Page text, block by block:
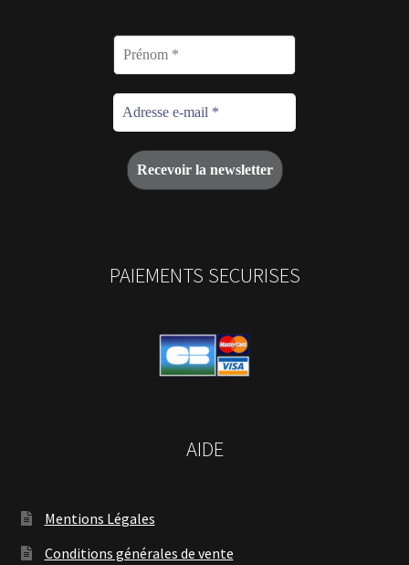
PAIEMENTS SECURISES
AIDE
Mentions Légales
Conditions générales de vente